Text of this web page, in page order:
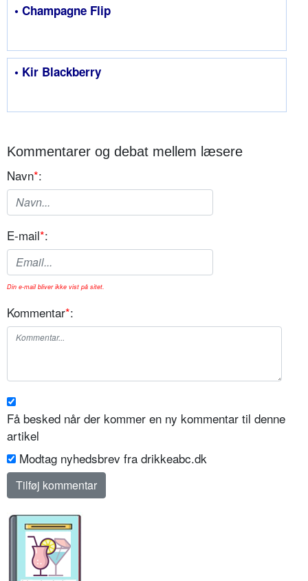
• Champagne Flip
• Kir Blackberry
Kommentarer og debat mellem læsere
Navn*:
E-mail*:
Din e-mail bliver ikke vist på sitet.
Kommentar*:
Få besked når der kommer en ny kommentar til denne
artikel
Modtag nyhedsbrev fra drikkeabc.dk